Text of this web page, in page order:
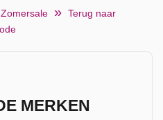
Zomersale
Terug naar
MERKEN